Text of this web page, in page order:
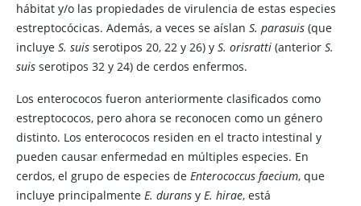
hábitat y/o las propiedades de virulencia de estas especies
estreptocócicas. Además, a veces se aíslan S. parasuis (que
incluye S. suis serotipos 20, 22 y 26) y S. orisratti (anterior S.
suis serotipos 32 y 24) de cerdos enfermos.
Los enterococos fueron anteriormente clasificados como
estreptococos, pero ahora se reconocen como un género
distinto. Los enterococos residen en el tracto intestinal y
pueden causar enfermedad en múltiples especies. En
cerdos, el grupo de especies de Enterococcus faecium, que
incluye principalmente E. durans y E. hirae, está